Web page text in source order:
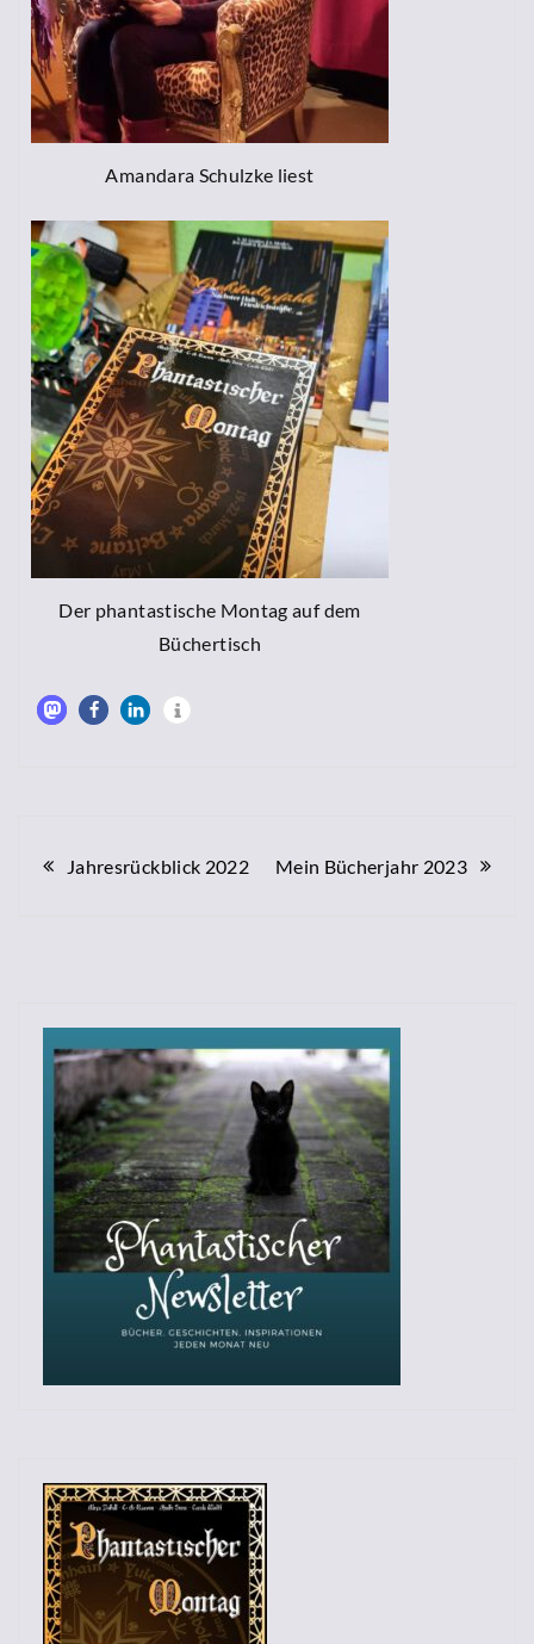
Amandara Schulzke liest
Der phantastische Montag auf dem
Büchertisch
Beitragsnavigation
Jahresrückblick 2022 Mein Bücherjahr 2023